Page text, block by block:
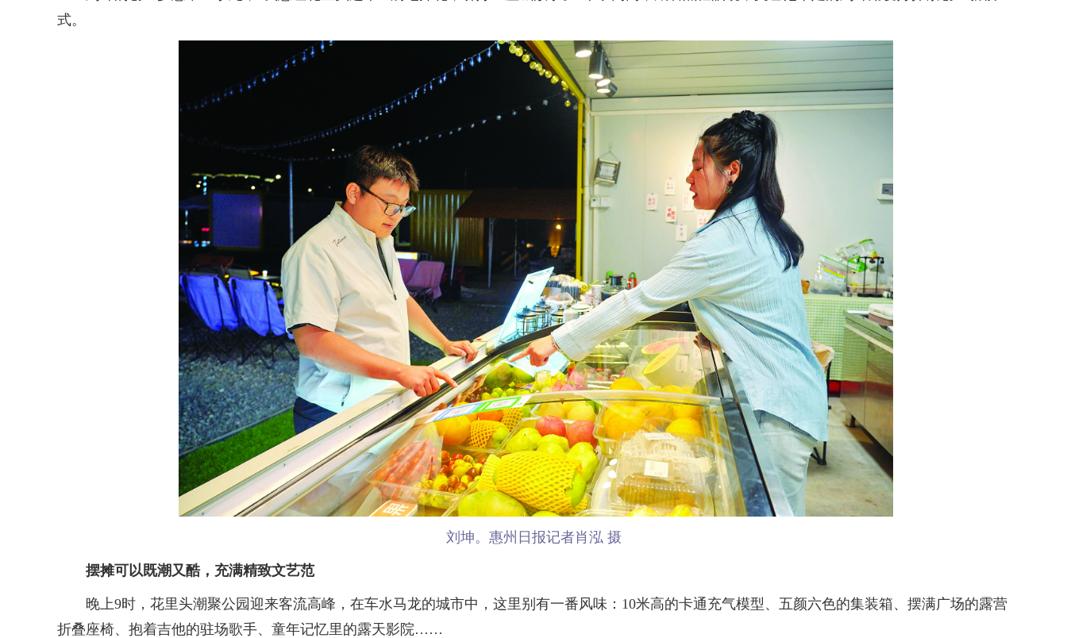
式。
刘坤。惠州日报记者肖泓 摄
摆摊可以既潮又酷，充满精致文艺范
晚上9时，花里头潮聚公园迎来客流高峰，在车水马龙的城市中，这里别有一番风味：10米高的卡通充气模型、五颜六色的集装箱、摆满广场的露营
折叠座椅、抱着吉他的驻场歌手、童年记忆里的露天影院……